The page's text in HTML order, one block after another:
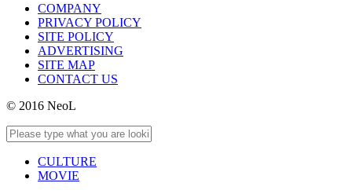
COMPANY
PRIVACY POLICY
SITE POLICY
ADVERTISING
SITE MAP
CONTACT US
© 2016 NeoL
CULTURE
MOVIE